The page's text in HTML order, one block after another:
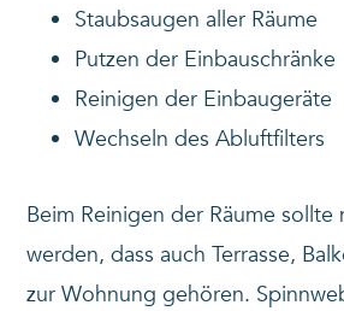
Staubsaugen aller Räume
Putzen der Einbauschränke
Reinigen der Einbaugeräte
Wechseln des Abluftfilters
Beim Reinigen der Räume sollte
werden, dass auch Terrasse,
zur Wohnung gehören.